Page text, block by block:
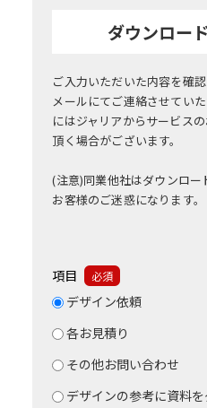
ダウンロー
ご入力いただいた内容を確
メールにてご連絡させてい
にはジャリアからサービス
頂く場合がございます。
(注意)同業他社はダウンロー
お客様のご迷惑になります。
項目 必須
デザイン依頼
各お見積り
その他お問い合わせ
デザインの参考に資料